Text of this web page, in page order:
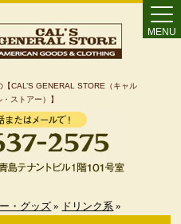
CAL’S GENERAL STORE（キャル
ストアー）】
MENU
・グッズ » ドリンク系 »